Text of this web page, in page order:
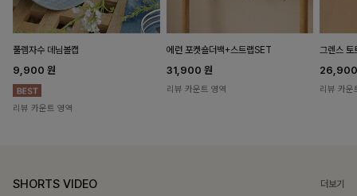
풀렘자수 데님볼캡
9,900 원
리뷰 카운트 영역
에런 포켓숄더백+스트랩SET
31,900 원
리뷰 카운트 영역
그렌스
리뷰 카운
SHORTS VIDEO 더보기